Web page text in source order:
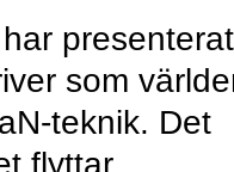
presenterat
som
teknik. Det